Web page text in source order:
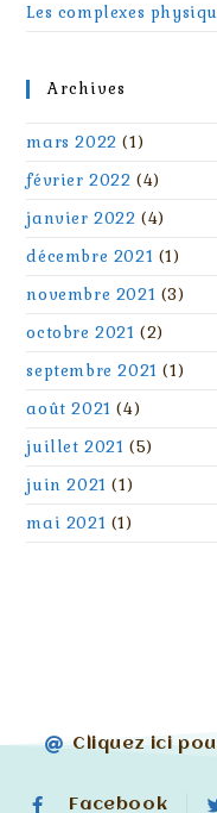
Les complexes
Archives
mars 2022 (1)
février 2022 (4)
janvier 2022 (4)
décembre 2021 (1)
novembre 2021 (3)
octobre 2021 (2)
septembre 2021 (1)
août 2021 (4)
juillet 2021 (5)
juin 2021 (1)
mai 2021 (1)
Cliquez ici
Facebook